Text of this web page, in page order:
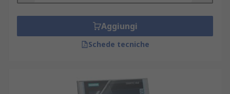
Aggiungi
Schede tecniche